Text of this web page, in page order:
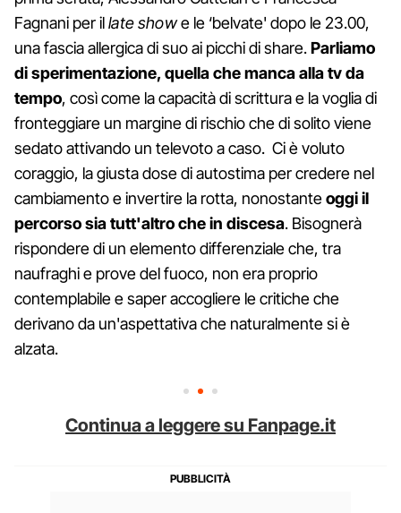
Fagnani per illate showe le ‘belvate' dopo le 23.00,
una fascia allergica di suo ai picchi di share.Parliamo
di sperimentazione, quella che manca alla tv da
tempo, così come la capacità di scrittura e la voglia di
fronteggiare un margine di rischio che di solito viene
sedato attivando un televoto a caso. Ci è voluto
coraggio, la giusta dose di autostima per credere nel
cambiamento e invertire la rotta, nonostanteoggi il
percorso sia tutt'altro che in discesa. Bisognerà
rispondere di un elemento differenziale che, tra
naufraghi e prove del fuoco, non era proprio
contemplabile e saper accogliere le critiche che
derivano da un'aspettativa che naturalmente si è
alzata.
Continua a leggere su Fanpage.it